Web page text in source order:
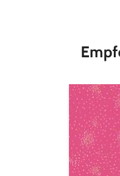
Cotton
+
Steel
Basics
-
Clusters